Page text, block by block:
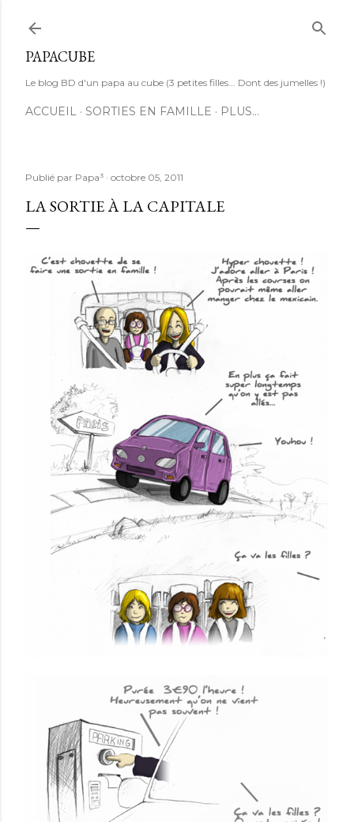
PAPACUBE
Le blog BD d'un papa au cube (3 petites filles... Dont des jumelles !)
ACCUEIL SORTIES EN FAMILLE PLUS…
Publié par Papa³ octobre 05, 2011
LA SORTIE À LA CAPITALE